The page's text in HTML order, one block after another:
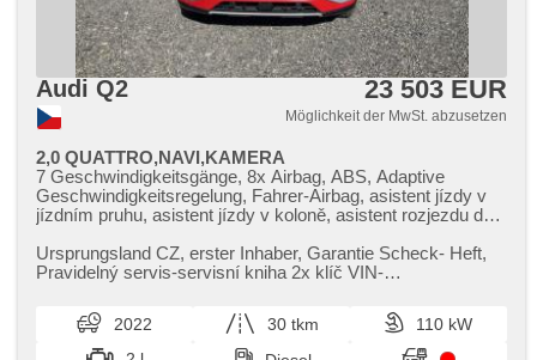
Audi Q2 23 503 EUR
Möglichkeit der MwSt. abzusetzen
2,0 QUATTRO,NAVI,KAMERA
7 Geschwindigkeitsgänge, 8x Airbag, ABS, Adaptive
Geschwindigkeitsregelung, Fahrer-Airbag, asistent jízdy v
jízdním pruhu, asistent jízdy v koloně, asistent rozjezdu do
Klimaautomatik, Automatikgetriebe, automatisch im Berg
bremsen , automatické přepínání dálkových světel, AUX,
Zentralverriegelung, Beifahrerairbagdeaktivierung, digitální
příjem rádia (DAB), digitální přístrojová deska, dotykové
ovládání palubního počítače, El. Seitenscheiben, El.
Ursprungsland CZ,​ erster Inhaber,​ Garantie Scheck​- Heft,​
Pravidelný servis​-servisní kniha 2x klíč VIN​-
2022 30 tkm
110 kW